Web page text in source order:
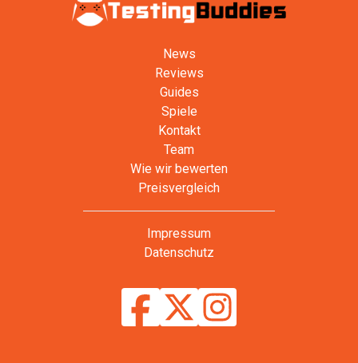
News
Reviews
Guides
Spiele
Kontakt
Team
Wie wir bewerten
Preisvergleich
Impressum
Datenschutz